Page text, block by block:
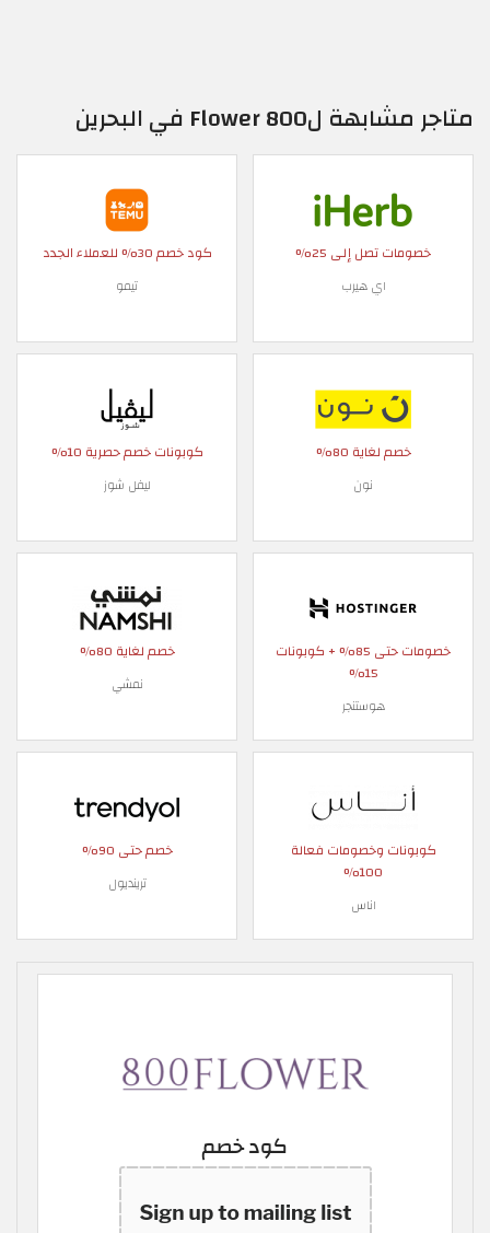
متاجر مشابهة ل800 Flower في البحرين
خصومات تصل إلى 25%
اي هيرب
كود خصم 30% للعملاء الجدد
تيمو
خصم لغاية 80%
نون
كوبونات خصم حصرية 10%
ليفل شوز
خصومات حتى 85% + كوبونات
15%
هوستنجر
خصم لغاية 80%
نمشي
كوبونات وخصومات فعالة
100%
اناس
خصم حتى 90%
ترينديول